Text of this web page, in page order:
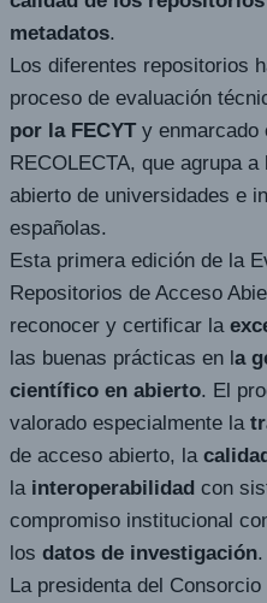
metadatos.
Los diferentes repositorios
proceso de evaluación
por la FECYTy enmarcado
RECOLECTA, que agrupa
abierto de universidades e
españolas.
Esta primera edición de la
Repositorios de Acceso
reconocer y certificar la
las buenas prácticas en la
científico en abierto. El
valorado especialmente la
de acceso abierto, la
la interoperabilidad con
compromiso institucional
los datos de investigación.
La presidenta del Consorcio